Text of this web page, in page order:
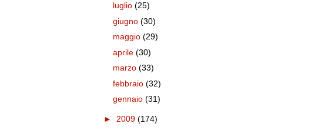
luglio(25)
giugno(30)
maggio(29)
aprile(30)
marzo(33)
febbraio(32)
gennaio(31)
► 2009 (174)